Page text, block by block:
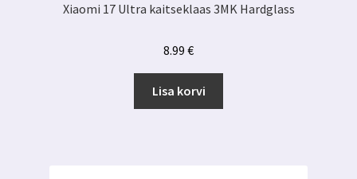
Xiaomi 17 Ultra kaitseklaas 3MK Hardglass
8.99 €
Lisa korvi